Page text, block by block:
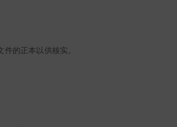
的正本以供核实。